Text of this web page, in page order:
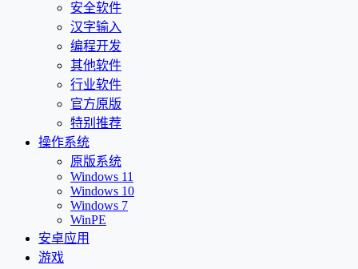
安全软件
汉字输入
编程开发
其他软件
行业软件
官方原版
特别推荐
操作系统
原版系统
Windows 11
Windows 10
Windows 7
WinPE
安卓应用
游戏